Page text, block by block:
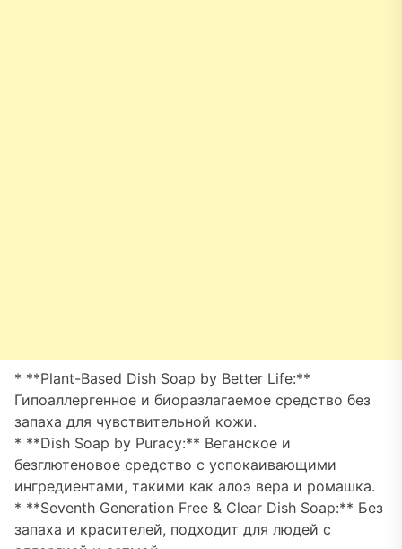
* **Plant-Based Dish Soap by Better Life:**
Гипоаллергенное и биоразлагаемое средство без
запаха для чувствительной кожи.
* **Dish Soap by Puracy:** Веганское и
безглютеновое средство с успокаивающими
ингредиентами, такими как алоэ вера и ромашка.
* **Seventh Generation Free & Clear Dish Soap:** Без
запаха и красителей, подходит для людей с